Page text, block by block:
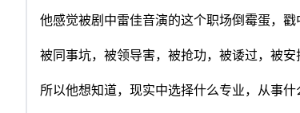
他感觉被剧中雷佳音演的这个职场倒霉蛋，戳
被同事坑，被领导害，被抢功，被诿过，被
所以他想知道，现实中选择什么专业，从事